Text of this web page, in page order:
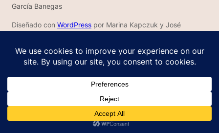
García Banegas
Diseñado con WordPress por Marina Kapczuk y José